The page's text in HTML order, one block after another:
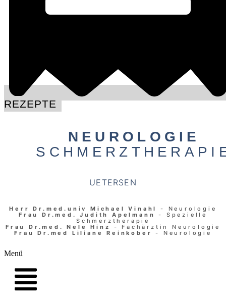
REZEPTE
NEUROLOGIE
UETERSEN
Herr Dr.med.univ Michael Vinahl
- Neurologie
Frau Dr.med. Judith Apelmann
- Spezielle
Schmerztherapie
Frau Dr.med. Nele Hinz
- Fachärztin Neurologie
Frau Dr.med Liliane Reinkober
- Neurologie
Menü